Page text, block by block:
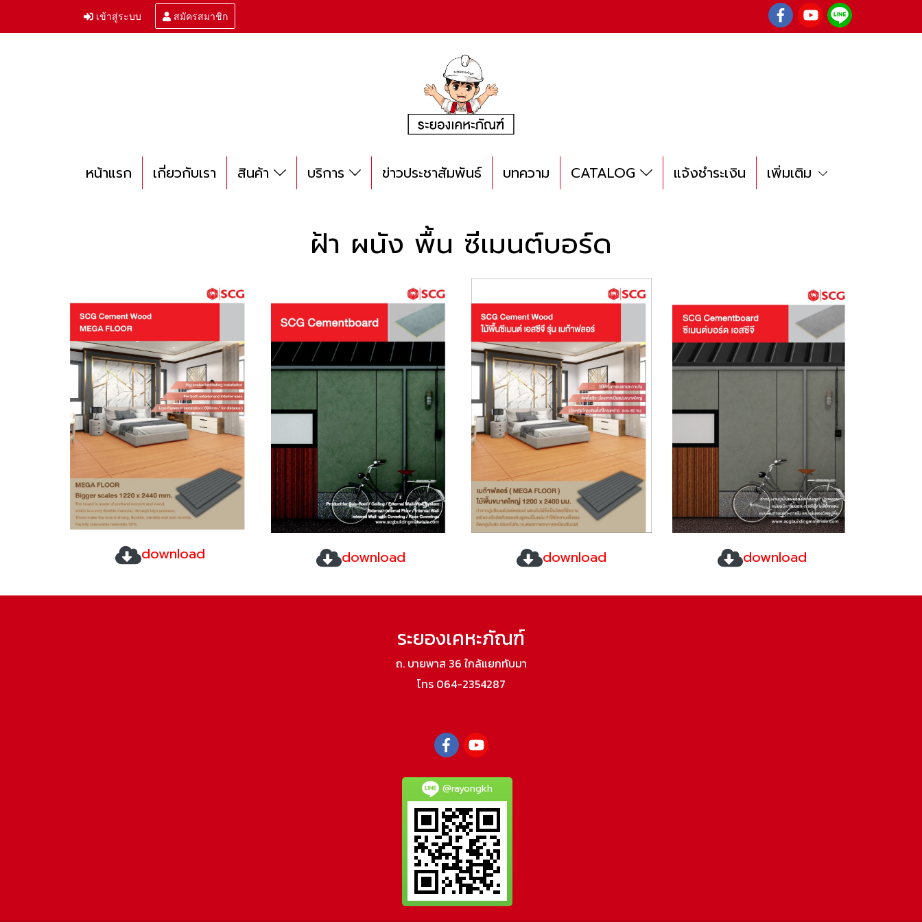
เข้าสู่ระบบ สมัครสมาชิก
หน้าแรก เกี่ยวกับเรา สินค้า บริการ ข่าวประชาสัมพันธ์ บทความ CATALOG แจ้งชำระเงิน เพิ่มเติม
ฝ้า ผนัง พื้น ซีเมนต์บอร์ด
download download download download
ระยองเคหะภัณฑ์
ถ. บายพาส 36 ใกล้แยกทับมา
โทร 064-2354287
@rayongkh